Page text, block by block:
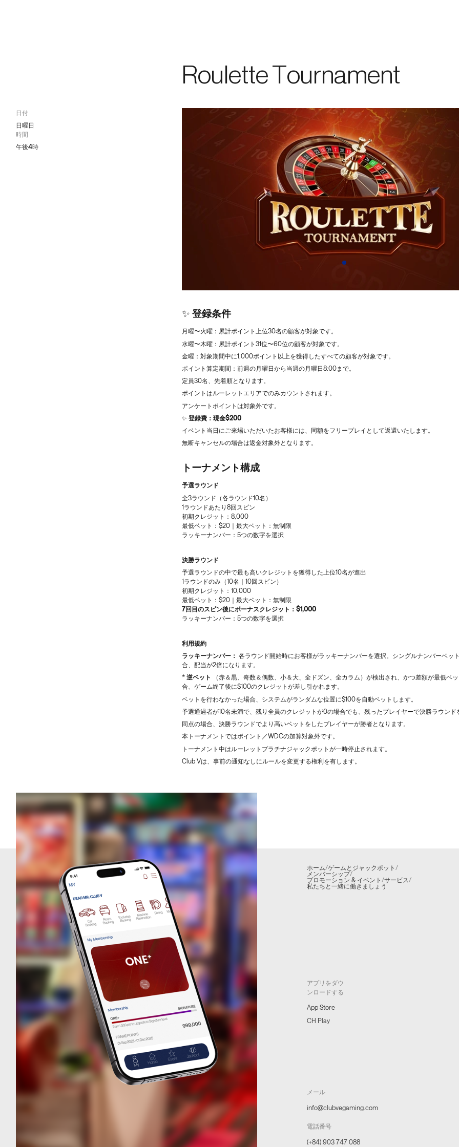
Roulette Tournament
✨登録条件
月曜〜火曜：累計ポイント上位30名の顧客が対象です。
水曜〜木曜：累計ポイント31位〜60位の顧客が対象です。
金曜：対象期間中に1,000ポイント以上を獲得したすべての顧客が対象です。
ポイント算定期間：前週の月曜日から当週の月曜日8:00まで。
定員30名、先着順となります。
ポイントはルーレットエリアでのみカウントされます。
アンケートポイントは対象外です。
✨ 登録費：現金$200
イベント当日にご来場いただいたお客様には、同額をフリープレイとして返還いたします。
無断キャンセルの場合は返金対象外となります。
トーナメント構成
予選ラウンド
全3ラウンド（各ラウンド10名）
1ラウンドあたり8回スピン
初期クレジット：8,000
最低ベット：$20｜最大ベット：無制限
ラッキーナンバー：5つの数字を選択
決勝ラウンド
予選ラウンドの中で最も高いクレジットを獲得した上位10名が進出
1ラウンドのみ（10名｜10回スピン）
初期クレジット：10,000
最低ベット：$20｜最大ベット：無制限
7回目のスピン後にボーナスクレジット：$1,000
ラッキーナンバー：5つの数字を選択
利用規約
ラッキーナンバー：各ラウンド開始時にお客様がラッキーナンバーを選択。シングルナンバーベッ
合、配当が2倍になります。
* 逆ベット
（赤＆黒、奇数＆偶数、小＆大、全ドズン、全カラム）が検出され、かつ差額が最低ベ
合、ゲーム終了後に$100のクレジットが差し引かれます。
ベットを行わなかった場合、システムがランダムな位置に$100を自動ベットします。
予選通過者が10名未満で、残り全員のクレジットが0の場合でも、残ったプレイヤーで決勝ラウンド
同点の場合、決勝ラウンドでより高いベットをしたプレイヤーが勝者となります。
本トーナメントではポイント／WDCの加算対象外です。
トーナメント中はルーレットプラチナジャックポットが一時停止されます。
Club Vは、事前の通知なしにルールを変更する権利を有します。
日付
日曜日
時間
午後4時
ホーム /ゲームとジャックポット /
メンバーシップ/
プロモーション & イベント /サービス /
私たちと一緒に働きましょう
アプリをダウ
ンロードする
App Store
CH Play
メール
info@clubvegaming.com
電話番号
(+84) 903 747 088